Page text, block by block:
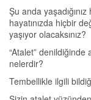
Şu anda
hayatınızda hiçbir
yaşıyor olacaksınız?
“Atalet” denildiğinde
nelerdir?
Tembellikle ilgili